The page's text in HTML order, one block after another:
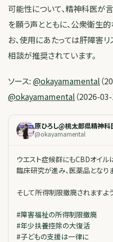
可能性について、精神科医が
を願う声とともに、公衆衛生
お、使用にあたっては肝障害
相談が推奨されています。
ソース: @okayamamental （
@okayamamental （2026-
原ひろし@桃太郎県精神科
@okayamamental
ウエスト症候群にもCBDオイル
臨床研究が進み、医薬品となり
そして所得制限撤廃されますよ
#障害福祉の所得制限撤廃
#年少扶養控除の大復活
#子どもの支援は一律に